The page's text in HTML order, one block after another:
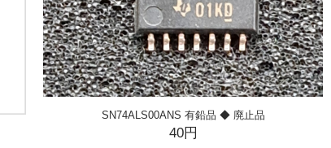
SN74ALS00ANS 有鉛品 ◆ 廃止品
40円